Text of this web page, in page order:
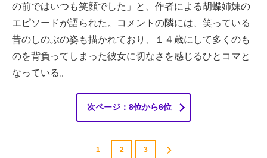
の前ではいつも笑顔でした」と、作者による胡蝶姉妹の
エピソードが語られた。コメントの隣には、笑っている
昔のしのぶの姿も描かれており、１４歳にして多くのも
のを背負ってしまった彼女に切なさを感じるひとコマと
なっている。
次ページ：8位から6位
1 2 3